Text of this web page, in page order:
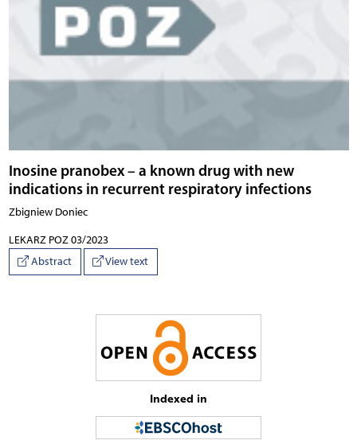
Inosine pranobex – a known drug with new
indications in recurrent respiratory infections
Zbigniew Doniec
LEKARZ POZ 03/2023
Abstract
View text
Indexed in